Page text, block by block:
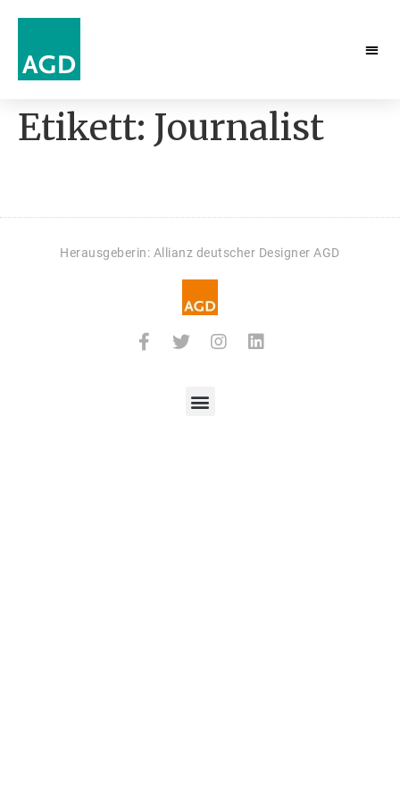
Etikett: Journalist
Herausgeberin: Allianz deutscher Designer AGD